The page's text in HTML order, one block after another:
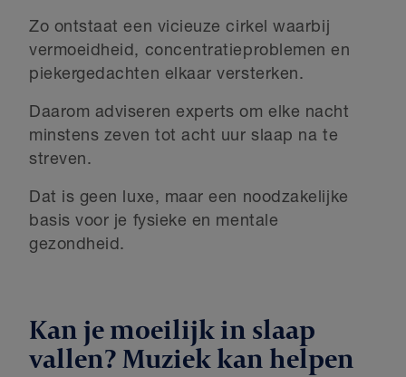
Zo ontstaat een vicieuze cirkel waarbij
vermoeidheid, concentratieproblemen en
piekergedachten elkaar versterken.
Daarom adviseren experts om elke nacht
minstens zeven tot acht uur slaap na te
streven.
Dat is geen luxe, maar een noodzakelijke
basis voor je fysieke en mentale
gezondheid.
Kan je moeilijk in slaap
vallen? Muziek kan helpen